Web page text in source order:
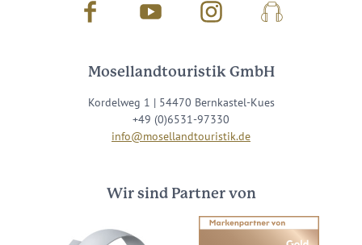
Facebook Youtube InstagramPodcast
Mosellandtouristik GmbH
Kordelweg 1 | 54470 Bernkastel-Kues
+49 (0)6531-97330
info@mosellandtouristik.de
Wir sind Partner von